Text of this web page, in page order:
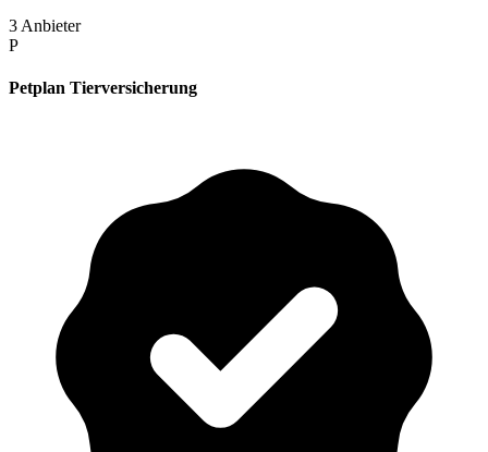
3 Anbieter
P
Petplan Tierversicherung